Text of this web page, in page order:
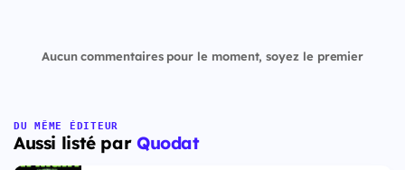
Aucun commentaires pour le moment, soyez le premier
DU MÊME ÉDITEUR
Aussi listé par Quodat